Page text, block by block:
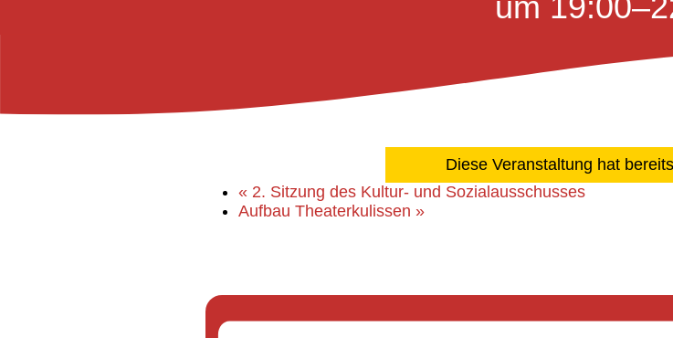
Diese Veranstaltung hat
« 2. Sitzung des Kultur- und Sozialausschusses
Aufbau Theaterkulissen »